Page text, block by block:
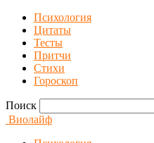
Психология
Цитаты
Тесты
Притчи
Стихи
Гороскоп
Поиск
Виолайф